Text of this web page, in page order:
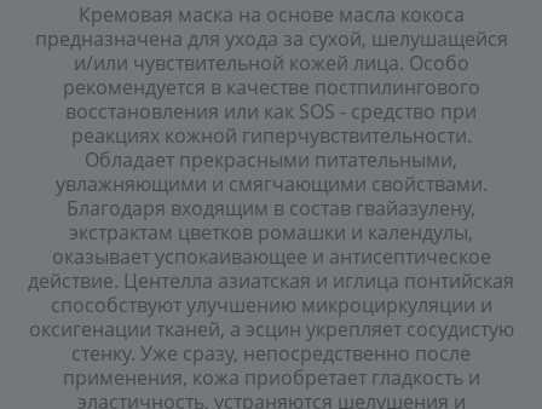
Кремовая маска на основе масла кокоса
предназначена для ухода за сухой, шелушащейся
и/или чувствительной кожей лица. Особо
рекомендуется в качестве постпилингового
восстановления или как SOS - средство при
реакциях кожной гиперчувствительности.
Обладает прекрасными питательными,
увлажняющими и смягчающими свойствами.
Благодаря входящим в состав гвайазулену,
экстрактам цветков ромашки и календулы,
оказывает успокаивающее и антисептическое
действие. Центелла азиатская и иглица понтийская
способствуют улучшению микроциркуляции и
оксигенации тканей, а эсцин укрепляет сосудистую
стенку. Уже сразу, непосредственно после
применения, кожа приобретает гладкость и
эластичность, устраняются шелушения и